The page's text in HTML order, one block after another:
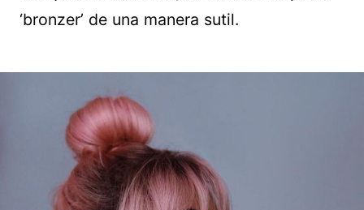
‘bronzer’ de una manera sutil.